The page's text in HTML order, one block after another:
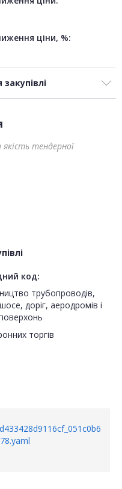
ціни, %:
тендерної
код:
трубопроводів,
доріг, аеродромів і
торгів